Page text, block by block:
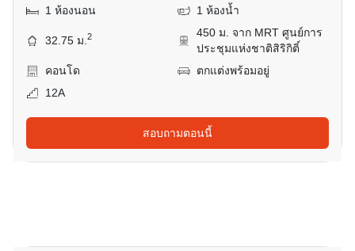
1 ห้องนอน 1 ห้องน้ำ
32.75 ม.2
450 ม. จาก MRT ศูนย์การ
ประชุมแห่งชาติสิริกิติ์
คอนโด
ตกแต่งพร้อมอยู่
12A
สอบถามตอนนี้